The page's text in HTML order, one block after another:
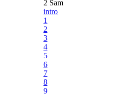
2 Sam
intro
1
2
3
4
5
6
7
8
9